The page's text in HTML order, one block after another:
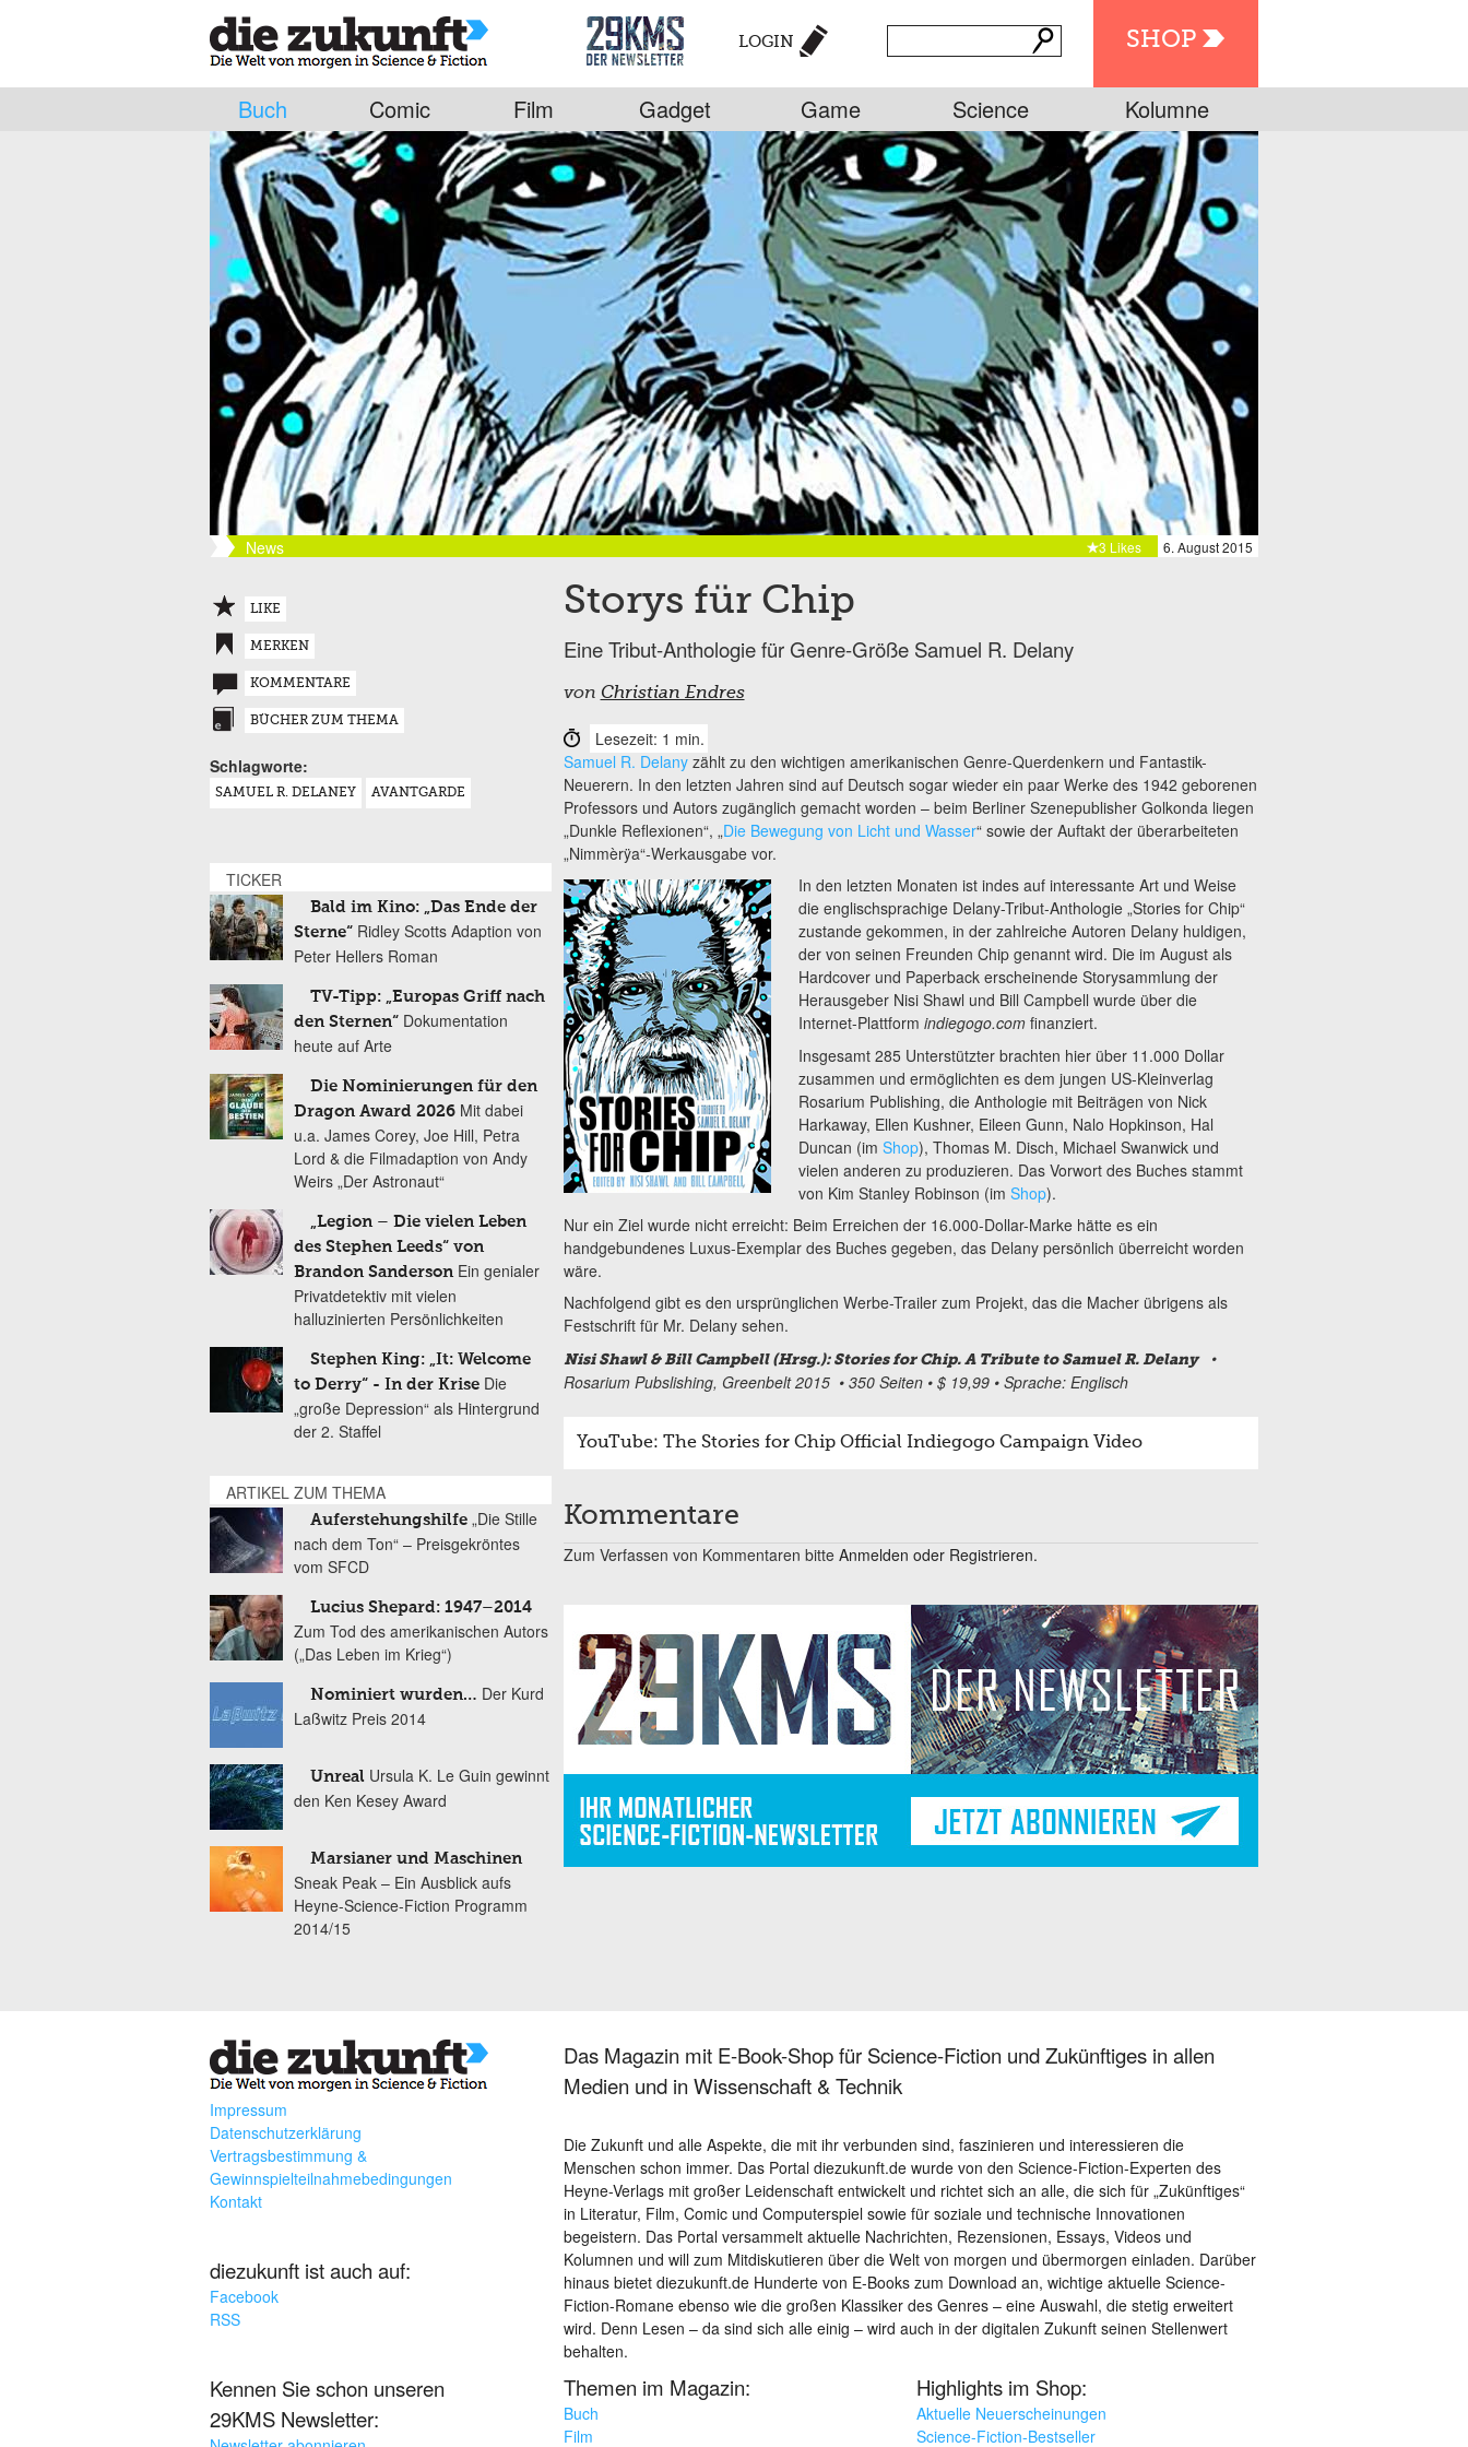
SHOP
LOGIN
Buch Comic Film Gadget Game Science Kolumne
News 6. August 2015
3 Likes
Storys für Chip
Eine Tribut-Anthologie für Genre-Größe Samuel R. Delany
von Christian Endres
Lesezeit: 1 min.
Samuel R. Delanyzählt zu den wichtigen amerikanischen Genre-Querdenkern und Fantastik-
Neuerern. In den letzten Jahren sind auf Deutsch sogar wieder ein paar Werke des 1942 geborenen
Professors und Autors zugänglich gemacht worden – beim Berliner Szenepublisher Golkonda liegen
„Dunkle Reflexionen“, „Die Bewegung von Licht und Wasser“ sowie der Auftakt der überarbeiteten
„Nimmèrÿa“-Werkausgabe vor.
In den letzten Monaten ist indes auf interessante Art und Weise
die englischsprachige Delany-Tribut-Anthologie „Stories for Chip“
zustande gekommen, in der zahlreiche Autoren Delany huldigen,
der von seinen Freunden Chip genannt wird. Die im August als
Hardcover und Paperback erscheinende Storysammlung der
Herausgeber Nisi Shawl und Bill Campbell wurde über die
Internet-Plattformindiegogo.com finanziert.
Insgesamt 285 Unterstützter brachten hier über 11.000 Dollar
zusammen und ermöglichten es dem jungen US-Kleinverlag
Rosarium Publishing, die Anthologie mit Beiträgen von Nick
Harkaway, Ellen Kushner, Eileen Gunn, Nalo Hopkinson, Hal
Duncan (imShop), Thomas M. Disch, Michael Swanwick und
vielen anderen zu produzieren. Das Vorwort des Buches stammt
von Kim Stanley Robinson (imShop).
Nur ein Ziel wurde nicht erreicht: Beim Erreichen der 16.000-Dollar-Marke hätte es ein
handgebundenes Luxus-Exemplar des Buches gegeben, das Delany persönlich überreicht worden
wäre.
Nachfolgend gibt es den ursprünglichen Werbe-Trailer zum Projekt, das die Macher übrigens als
Festschrift für Mr. Delany sehen.
Nisi Shawl & Bill Campbell (Hrsg.): Stories for Chip. A Tribute to Samuel R. Delany•
Rosarium Pubslishing, Greenbelt 2015 • 350 Seiten • $ 19,99 • Sprache: Englisch
YouTube: The Stories for Chip Official Indiegogo Campaign Video
Kommentare
Zum Verfassen von Kommentaren bitte Anmelden oder Registrieren.
LIKE
MERKEN
KOMMENTARE
BÜCHER ZUM THEMA
Schlagworte:
SAMUEL R. DELANEY AVANTGARDE
TICKER
Bald im Kino: „Das Ende der
Sterne“ Ridley Scotts Adaption von
Peter Hellers Roman
TV-Tipp: „Europas Griff nach
den Sternen“ Dokumentation
heute auf Arte
Die Nominierungen für den
Dragon Award 2026 Mit dabei
u.a. James Corey, Joe Hill, Petra
Lord & die Filmadaption von Andy
Weirs „Der Astronaut“
„Legion – Die vielen Leben
des Stephen Leeds“ von
Brandon Sanderson Ein genialer
Privatdetektiv mit vielen
halluzinierten Persönlichkeiten
Stephen King: „It: Welcome
to Derry“ - In der Krise Die
„große Depression“ als Hintergrund
der 2. Staffel
ARTIKEL ZUM THEMA
Auferstehungshilfe „Die Stille
nach dem Ton“ – Preisgekröntes
vom SFCD
Lucius Shepard: 1947–2014
Zum Tod des amerikanischen Autors
(„Das Leben im Krieg“)
Nominiert wurden… Der Kurd
Laßwitz Preis 2014
Unreal Ursula K. Le Guin gewinnt
den Ken Kesey Award
Marsianer und Maschinen
Sneak Peak – Ein Ausblick aufs
Heyne-Science-Fiction Programm
2014/15
Impressum
Datenschutzerklärung
Vertragsbestimmung &
Gewinnspielteilnahmebedingungen
Kontakt
diezukunft ist auch auf:
Facebook
RSS
Kennen Sie schon unseren
29KMS Newsletter:
Das Magazin mit E-Book-Shop für Science-Fiction und Zukünftiges in allen
Medien und in Wissenschaft & Technik
Die Zukunft und alle Aspekte, die mit ihr verbunden sind, faszinieren und interessieren die
Menschen schon immer. Das Portal diezukunft.de wurde von den Science-Fiction-Experten des
Heyne-Verlags mit großer Leidenschaft entwickelt und richtet sich an alle, die sich für „Zukünftiges“
in Literatur, Film, Comic und Computerspiel sowie für soziale und technische Innovationen
begeistern. Das Portal versammelt aktuelle Nachrichten, Rezensionen, Essays, Videos und
Kolumnen und will zum Mitdiskutieren über die Welt von morgen und übermorgen einladen. Darüber
hinaus bietet diezukunft.de Hunderte von E-Books zum Download an, wichtige aktuelle Science-
Fiction-Romane ebenso wie die großen Klassiker des Genres – eine Auswahl, die stetig erweitert
wird. Denn Lesen – da sind sich alle einig – wird auch in der digitalen Zukunft seinen Stellenwert
behalten.
Themen im Magazin:
Buch
Film
Highlights im Shop:
Aktuelle Neuerscheinungen
Science-Fiction-Bestseller